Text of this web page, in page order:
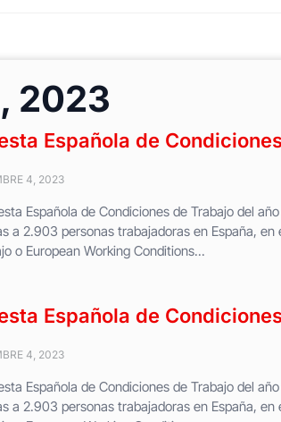
2023
Española de
4, 2023
Española de Condiciones de Trabajo del
a 2.903 personas trabajadoras en España,
o European Working Conditions...
Española de
4, 2023
Española de Condiciones de Trabajo del
a 2.903 personas trabajadoras en España,